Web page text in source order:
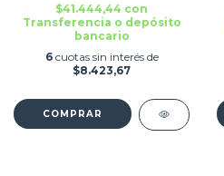
$41.444,44 con
Transferencia o depósito
bancario
6 cuotas sin interés de
$8.423,67